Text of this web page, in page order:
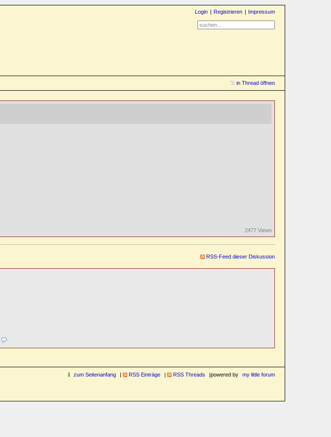
Login Registrieren Impressum
in Thread öffnen
2477 Views
RSS-Feed dieser Diskussion
zum Seitenanfang RSS Einträge RSS Threads powered by my little forum